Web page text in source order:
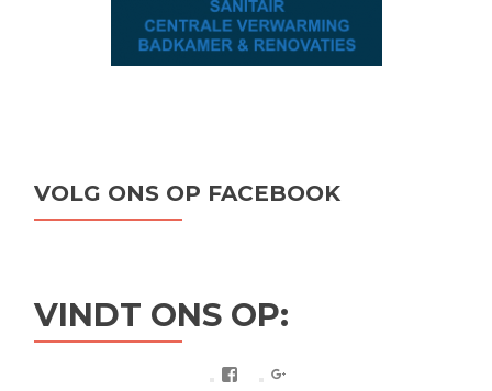
VOLG ONS OP FACEBOOK
VINDT ONS OP:
Facebook